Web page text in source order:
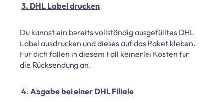
3. DHL Label drucken
Du kannst ein bereits vollständig ausgefülltes DHL
Label ausdrucken und dieses auf das Paket kleben.
Für dich fallen in diesem Fall keinerlei Kosten für
die Rücksendung an.
4. Abgabe bei einer DHL Filiale